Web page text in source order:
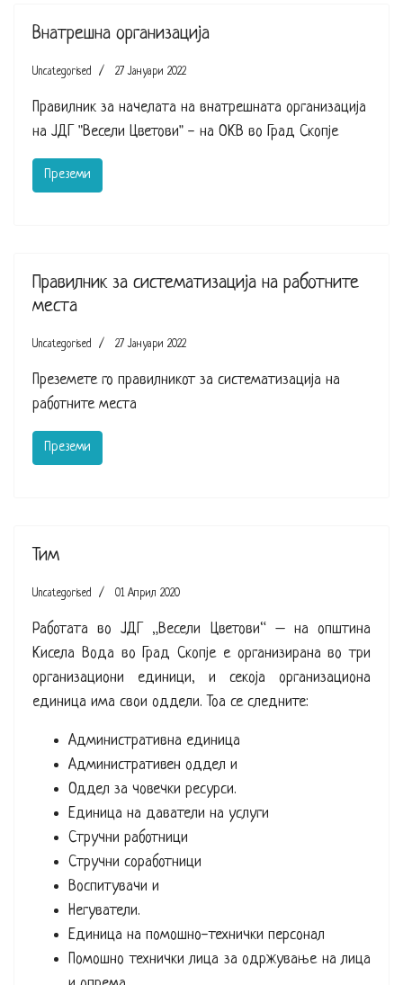
Внатрешна организација
Uncategorised 27 Јануари 2022
Правилник за начелата на внатрешната организација
на ЈДГ "Весели Цветови" - на ОКВ во Град Скопје
Преземи
Правилник за систематизација на работните
места
Uncategorised 27 Јануари 2022
Преземете го правилникот за систематизација на
работните места
Преземи
Тим
Uncategorised 01 Април 2020
Работата во ЈДГ „Весели Цветови“ – на општина
Кисела Вода во Град Скопје е организирана во три
организациони единици, и секоја организациона
единица има свои оддели. Тоа се следните:
Административна единица
Административен оддел и
Оддел за човечки ресурси.
Единица на даватели на услуги
Стручни работници
Стручни соработници
Воспитувачи и
Негуватели.
Единица на помошно-технички персонал
Помошно технички лица за одржување на лица